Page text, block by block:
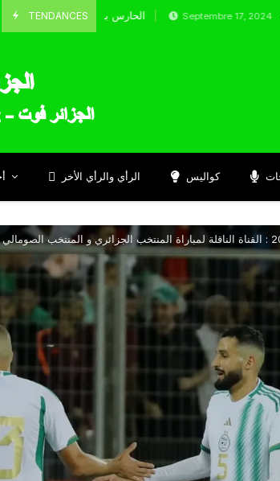
TENDANCES
الحارس بوحلفاية Septembre 17, 2024
الرأي والرأي الأخر كواليس